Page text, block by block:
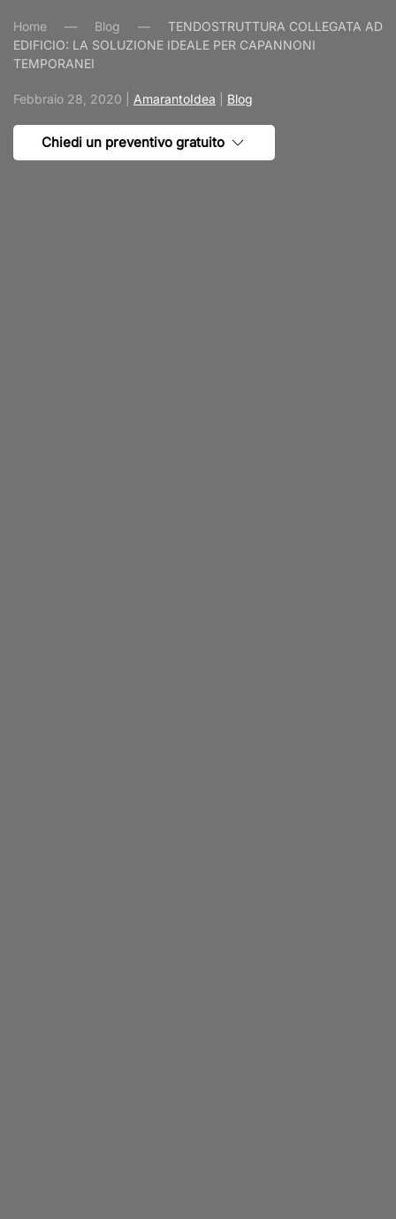
Home Blog
TENDOSTRUTTURA COLLEGATA AD
EDIFICIO: LA SOLUZIONE IDEALE PER CAPANNONI
TEMPORANEI
Febbraio 28, 2020 AmarantoIdea Blog
Chiedi un preventivo gratuito